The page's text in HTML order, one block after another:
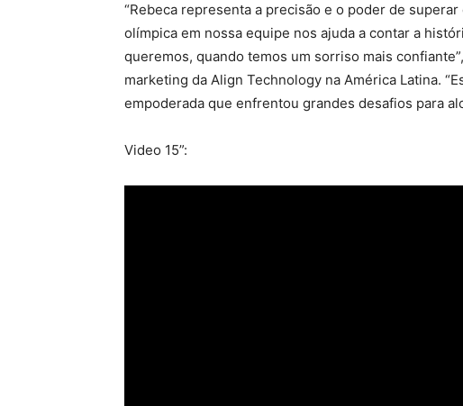
“Rebeca representa a precisão e o poder de
olímpica em nossa equipe nos ajuda a contar a
queremos, quando temos um sorriso mais
marketing da Align Technology na América Latina.
empoderada que enfrentou grandes desafios para
Video 15”: